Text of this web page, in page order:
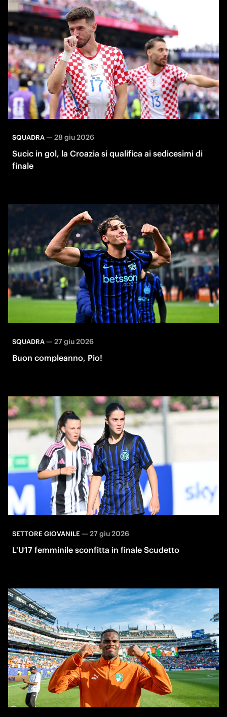
SQUADRA— 28 giu 2026
Sucic in gol, la Croazia si qualifica ai sedicesimi di
finale
SQUADRA— 27 giu 2026
Buon compleanno, Pio!
SETTORE GIOVANILE— 27 giu 2026
L'U17 femminile sconfitta in finale Scudetto